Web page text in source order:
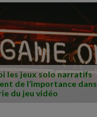
les jeux solo narratifs
de l’importance dans
du jeu vidéo